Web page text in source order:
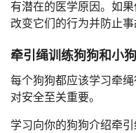
有潜在的医学原因。如
改变它们的行为并防止事
牵引绳训练狗狗和小狗
每个狗狗都应该学习牵
对安全至关重要。
学习向你的狗狗介绍牵